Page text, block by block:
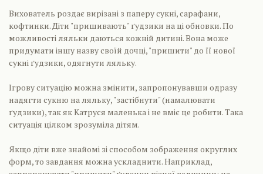
Вихователь роздає вирізані з паперу сукні, сарафани,
кофтинки. Діти "пришивають" ґудзики на ці обновки. По
можливості ляльки даються кожній дитині. Вона може
придумати іншу назву своїй дочці, "пришити" до її нової
сукні ґудзики, одягнути ляльку.
Ігрову ситуацію можна змінити, запропонувавши одразу
надягти сукню на ляльку, "застібнути" (намалювати
ґудзики), так як Катруся маленька і не вміє це робити. Така
ситуація цілком зрозуміла дітям.
Якщо діти вже знайомі зі способом зображення округлих
форм, то завдання можна ускладнити. Наприклад,